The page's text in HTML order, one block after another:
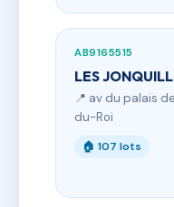
AB9165515
LES
📍 av du palais
du-Roi
🏠 107 lots